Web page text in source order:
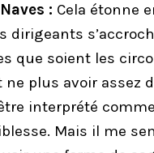
: Cela étonne
dirigeants
que soient les
plus avoir assez
interprété
Mais il me